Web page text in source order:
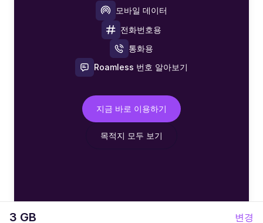
3 GB 변경
모바일 데이터
전화번호용
통화용
Roamless 번호 알아보기
지금 바로 이용하기
목적지 모두 보기